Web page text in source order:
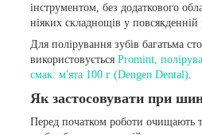
інструментом, без додаткового
ніяких складнощів у повсякденній
Для полірування зубів багатьма
використовується Promint,
смак: м'ята 100 г (Dengen Dental)
Як застосовувати при
Перед початком роботи очищають